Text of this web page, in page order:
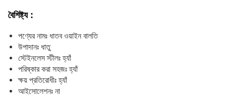
বৈশিষ্ট্য :
পণ্যের নামঃ ধাতব ওয়াইন বালতি
উপাদানঃ ধাতু
স্টেইনলেস স্টীলঃ হ্যাঁ
পরিষ্কার করা সহজঃ হ্যাঁ
ক্ষয় প্রতিরোধীঃ হ্যাঁ
আইসোলেশনঃ না